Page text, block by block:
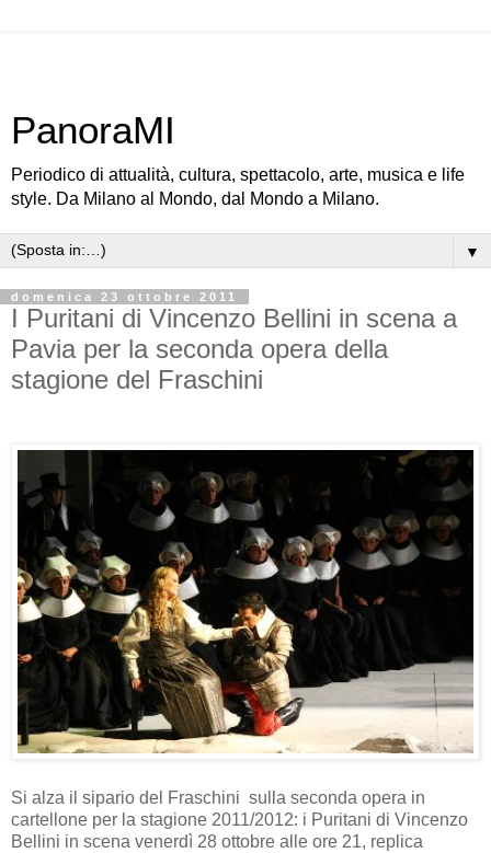
PanoraMI
Periodico di attualità, cultura, spettacolo, arte, musica e life
style. Da Milano al Mondo, dal Mondo a Milano.
▼
domenica 23 ottobre 2011
I Puritani di Vincenzo Bellini in scena a
Pavia per la seconda opera della
stagione del Fraschini
Si alza il sipario del Fraschini sulla seconda opera in
cartellone per la stagione 2011/2012: i Puritani di Vincenzo
Bellini in scena venerdì 28 ottobre alle ore 21, replica